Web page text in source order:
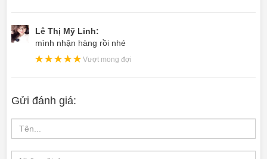
Lê Thị Mỹ Linh:
mình nhận hàng rồi nhé
Vượt mong đợi
Gửi đánh giá: